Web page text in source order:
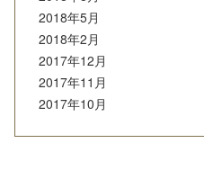
2018年5月
2018年2月
2017年12月
2017年11月
2017年10月